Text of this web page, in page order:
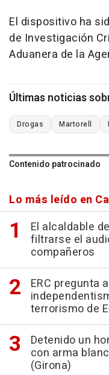
El dispositivo ha
de Investigación
Aduanera de la
Últimas noticias
Drogas Martorell
Contenido patrocinado
Lo más leído en
El alcaldable
filtrarse el
compañeros
ERC pregunta
terrorismo de
Detenido un
con arma
(Girona)